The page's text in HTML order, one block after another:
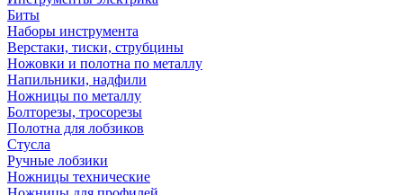
Биты
Наборы инструмента
Верстаки, тиски, струбцины
Ножовки и полотна по металлу
Напильники, надфили
Ножницы по металлу
Болторезы, тросорезы
Полотна для лобзиков
Стусла
Ручные лобзики
Ножницы технические